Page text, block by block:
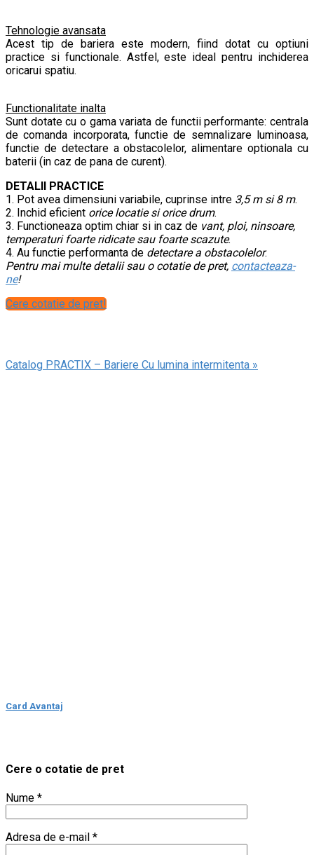
Tehnologie avansata
Acest tip de bariera este modern, fiind dotat cu optiuni
practice si functionale. Astfel, este ideal pentru inchiderea
oricarui spatiu.
Functionalitate inalta
Sunt dotate cu o gama variata de functii performante: centrala
de comanda incorporata, functie de semnalizare luminoasa,
functie de detectare a obstacolelor, alimentare optionala cu
baterii (in caz de pana de curent).
DETALII PRACTICE
1. Pot avea dimensiuni variabile, cuprinse intre 3,5 m si 8 m.
2. Inchid eficient orice locatie si orice drum.
3. Functioneaza optim chiar si in caz de vant, ploi, ninsoare,
temperaturi foarte ridicate sau foarte scazute.
4. Au functie performanta de detectare a obstacolelor.
Pentru mai multe detalii sau o cotatie de pret, contacteaza-
ne!
Cere cotatie de pret!
Catalog PRACTIX – Bariere Cu lumina intermitenta »
Card Avantaj
Cere o cotatie de pret
Nume *
Adresa de e-mail *